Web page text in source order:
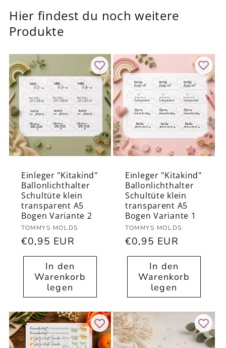
a
r
e
r
I
n
h
a
l
t
Hier findest du noch weitere
Produkte
Einleger "Kitakind"
Ballonlichthalter
Schultüte klein
transparent A5
Bogen Variante 2
Anbieter:
TOMMYS MOLDS
Normaler
Preis
€0,95 EUR
In den
Warenkorb
legen
Einleger "Kitakind"
Ballonlichthalter
Schultüte klein
transparent A5
Bogen Variante 1
Anbieter:
TOMMYS MOLDS
Normaler
Preis
€0,95 EUR
In den
Warenkorb
legen